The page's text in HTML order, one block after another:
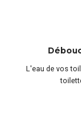
L'eau de vos